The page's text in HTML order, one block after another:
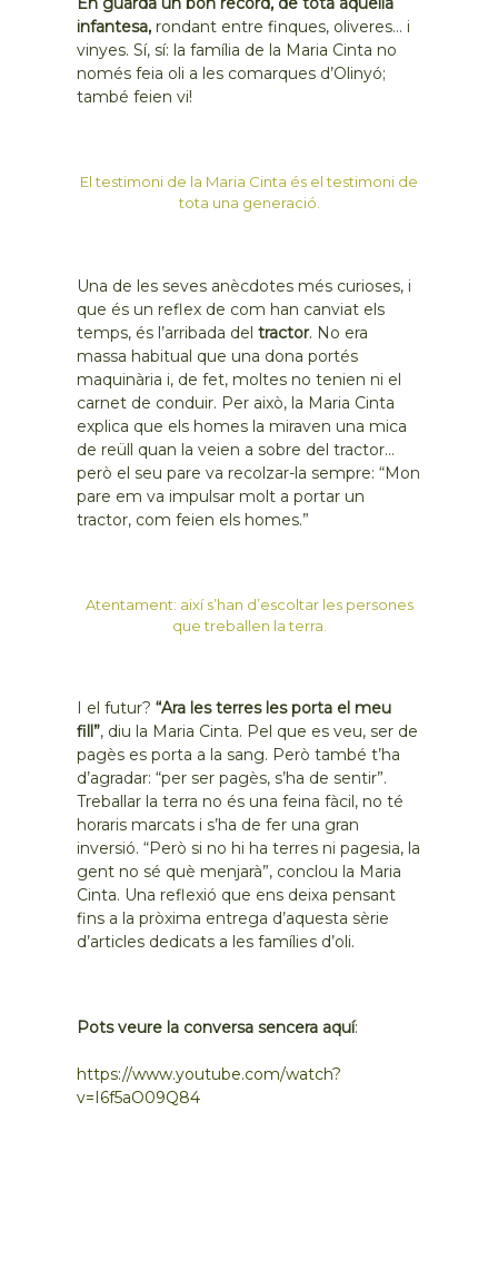
infantesa,rondant entre finques, oliveres… i
vinyes. Sí, sí: la família de la Maria Cinta no
només feia oli a les comarques d’Olinyó;
també feien vi!
El testimoni de la Maria Cinta és el testimoni de
tota una generació.
Una de les seves anècdotes més curioses, i
que és un reflex de com han canviat els
temps, és l’arribada del tractor. No era
massa habitual que una dona portés
maquinària i, de fet, moltes no tenien ni el
carnet de conduir. Per això, la Maria Cinta
explica que els homes la miraven una mica
de reüll quan la veien a sobre del tractor…
però el seu pare va recolzar-la sempre: “Mon
pare em va impulsar molt a portar un
tractor, com feien els homes.”
Atentament: així s’han d’escoltar les persones
que treballen la terra.
I el futur? “Ara les terres les porta el meu
fill”, diu la Maria Cinta. Pel que es veu, ser de
pagès es porta a la sang. Però també t’ha
d’agradar: “per ser pagès, s’ha de sentir”.
Treballar la terra no és una feina fàcil, no té
horaris marcats i s’ha de fer una gran
inversió. “Però si no hi ha terres ni pagesia, la
gent no sé què menjarà”, conclou la Maria
Cinta. Una reflexió que ens deixa pensant
fins a la pròxima entrega d’aquesta sèrie
d’articles dedicats a les famílies d’oli.
Pots veure la conversa sencera aquí:
https://www.youtube.com/watch?
v=I6f5aO09Q84